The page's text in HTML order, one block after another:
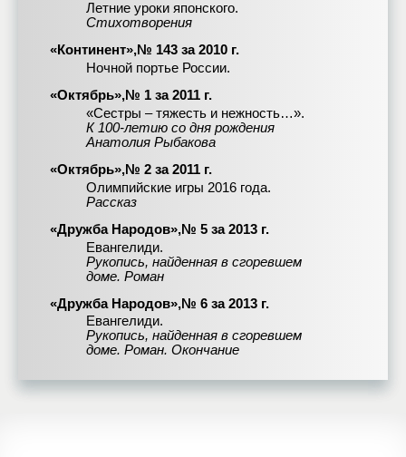
Летние уроки японского.
Стихотворения
«Континент»,№ 143 за 2010 г.
Ночной портье России.
«Октябрь»,№ 1 за 2011 г.
«Сестры – тяжесть и нежность…».
К 100-летию со дня рождения
Анатолия Рыбакова
«Октябрь»,№ 2 за 2011 г.
Олимпийские игры 2016 года.
Рассказ
«Дружба Народов»,№ 5 за 2013 г.
Евангелиди.
Рукопись, найденная в сгоревшем
доме. Роман
«Дружба Народов»,№ 6 за 2013 г.
Евангелиди.
Рукопись, найденная в сгоревшем
доме. Роман. Окончание